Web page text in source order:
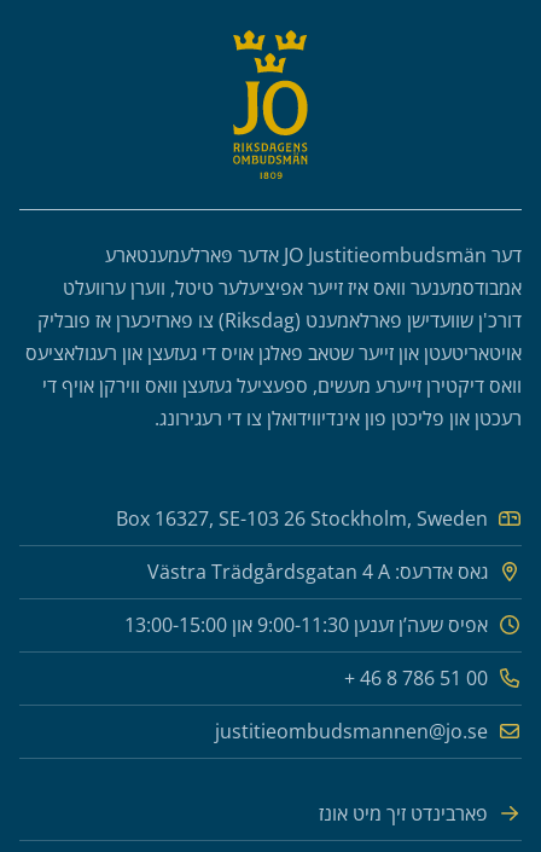
דער JO Justitieombudsmän אדער פּארלעמענטארע
אמבודסמענער וואס איז זייער אפיציעלער טיטל, ווערן ערוועלט
דורכ'ן שוועדישן פארלאמענט (Riksdag) צו פארזיכערן אז פובליק
אויטאריטעטן און זייער שטאב פאלגן אויס די געזעצן און רעגולאציעס
וואס דיקטירן זייערע מעשים, ספעציעל געזעצן וואס ווירקן אויף די
רעכטן און פליכטן פון אינדיווידואלן צו די רעגירונג.
Box 16327, SE-103 26 Stockholm, Sweden
גאס אדרעס: Västra Trädgårdsgatan 4 A
אפיס שעה’ן זענען 9:00-11:30 און 13:00-15:00
00 51 786 8 46 +
justitieombudsmannen@jo.se
פארבינדט זיך מיט אונז